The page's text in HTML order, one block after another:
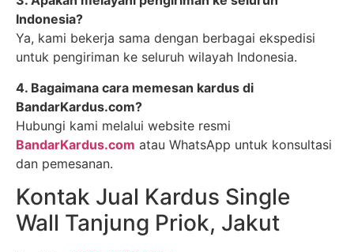
Indonesia?
Ya, kami bekerja sama dengan berbagai ekspedisi
untuk pengiriman ke seluruh wilayah Indonesia.
4. Bagaimana cara memesan kardus di
BandarKardus.com?
Hubungi kami melalui website resmi
BandarKardus.com atau WhatsApp untuk konsultasi
dan pemesanan.
Kontak Jual Kardus Single
Wall Tanjung Priok, Jakut